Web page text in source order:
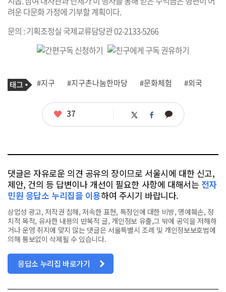
려운 다문화 가정에 기부할 계획이다.
문의 : 기획조정실 국제교류담당관 02-2133-5266
기
사
태
그
#지구 #지구촌나눔한마당 #문화체험 #외국
좋
37 트 페 카
댓글은 자유로운 의견 공유의 장이므로 서울시에 대한 신고,
제안, 건의 등 답변이나 개선이 필요한 사항에 대해서는 전자
민원 응답소 누리집을 이용하여 주시기 바랍니다.
상업성 광고, 저작권 침해, 저속한 표현, 특정인에 대한 비방, 명예훼손, 정
치적 목적, 유사한 내용의 반복적 글, 개인정보 유출,그 밖에 공익을 저해하
거나 운영 취지에 맞지 않는 댓글은 서울특별시 조례 및 개인정보보호법에
의해 통보없이 삭제될 수 있습니다.
응답소 누리집 바로가기